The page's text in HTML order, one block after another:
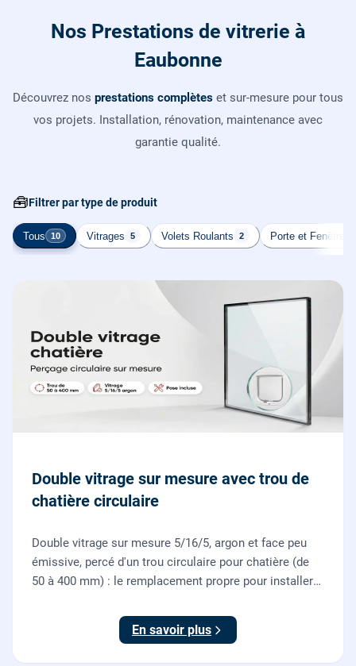
Nos Prestations de vitrerie à
Eaubonne
Découvrez nos prestations complètes et sur-mesure pour tous
vos projets. Installation, rénovation, maintenance avec
garantie qualité.
🧰Filtrer par type de produit
Tous 10 Vitrages 5 Volets Roulants 2 Porte et Fenêtre
Double vitrage sur mesure avec trou de
chatière circulaire
Double vitrage sur mesure 5/16/5, argon et face peu
émissive, percé d'un trou circulaire pour chatière (de
50 à 400 mm) : le remplacement propre pour installer
En savoir plus